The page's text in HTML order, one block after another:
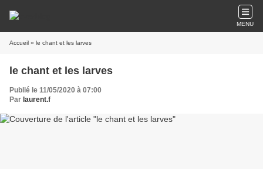
MENU
Accueil » le chant et les larves
le chant et les larves
Publié le 11/05/2020 à 07:00
Par laurent.f